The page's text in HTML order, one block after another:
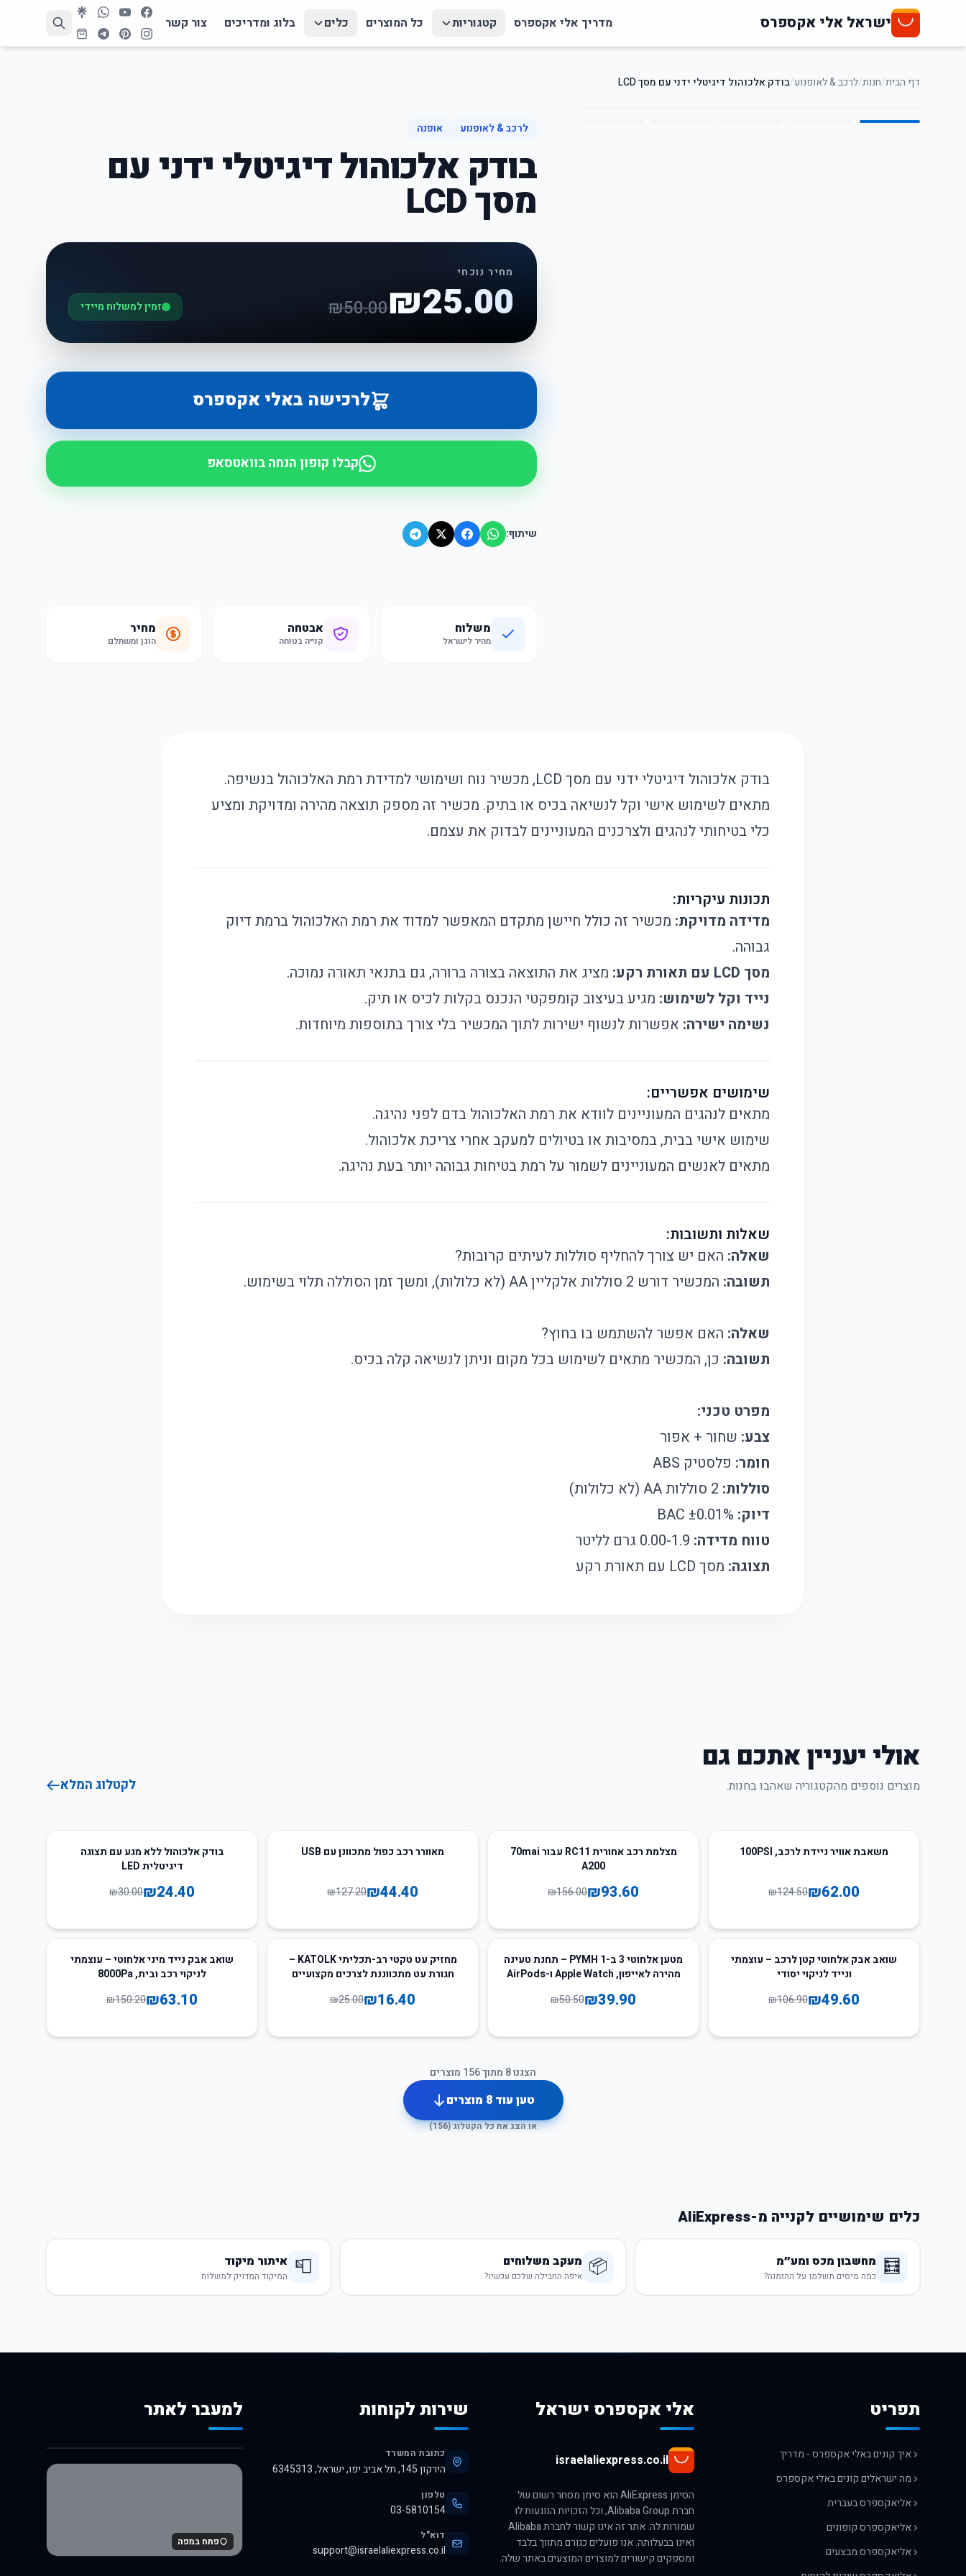
ישראל אלי אקספרס מדריך אלי אקספרס קטגוריות כל המוצרים כלים בלוג ומדריכים צור קשר
דף הבית/חנות/לרכב & לאופנוע/בודק אלכוהול דיגיטלי ידני עם מסך LCD
1
/
5
לרכב & לאופנוע אופנה
בודק אלכוהול דיגיטלי ידני עם
מסך LCD
מחיר נוכחי
₪25.00
₪50.00 זמין למשלוח מיידי
לרכישה באלי אקספרס
קבלו קופון הנחה בוואטסאפ
שיתוף:
משלוח
מהיר לישראל
אבטחה
קנייה בטוחה
מחיר
הוגן ומשתלם
בודק אלכוהול דיגיטלי ידני עם מסך LCD, מכשיר נוח ושימושי למדידת רמת האלכוהול בנשיפה.
מתאים לשימוש אישי וקל לנשיאה בכיס או בתיק. מכשיר זה מספק תוצאה מהירה ומדויקת ומציע
כלי בטיחותי לנהגים ולצרכנים המעוניינים לבדוק את עצמם.
תכונות עיקריות:
מדידה מדויקת: מכשיר זה כולל חיישן מתקדם המאפשר למדוד את רמת האלכוהול ברמת דיוק
גבוהה.
מסך LCD עם תאורת רקע:
מציג את התוצאה בצורה ברורה, גם בתנאי תאורה נמוכה.
נייד וקל לשימוש: מגיע בעיצוב קומפקטי הנכנס בקלות לכיס או תיק.
נשימה ישירה: אפשרות לנשוף ישירות לתוך המכשיר בלי צורך בתוספות מיוחדות.
שימושים אפשריים:
מתאים לנהגים המעוניינים לוודא את רמת האלכוהול בדם לפני נהיגה.
שימוש אישי בבית, במסיבות או בטיולים למעקב אחרי צריכת אלכוהול.
מתאים לאנשים המעוניינים לשמור על רמת בטיחות גבוהה יותר בעת נהיגה.
שאלות ותשובות:
שאלה: האם יש צורך להחליף סוללות לעיתים קרובות?
תשובה: המכשיר דורש 2 סוללות אלקליין AA (לא כלולות), ומשך זמן הסוללה תלוי בשימוש.
שאלה: האם אפשר להשתמש בו בחוץ?
תשובה: כן, המכשיר מתאים לשימוש בכל מקום וניתן לנשיאה קלה בכיס.
מפרט טכני:
צבע: שחור + אפור
חומר: פלסטיק ABS
סוללות:
דיוק:
טווח מדידה:
תצוגה: מסך LCD עם תאורת רקע
אולי יעניין אתכם גם
מוצרים נוספים מהקטגוריה שאהבו בחנות. לקטלוג המלא
משאבת אוויר ניידת לרכב, 100PSI
₪62.00
₪124.50
40
מצלמת רכב אחורית RC11 עבור 70mai
A200
₪93.60
₪156.00
מאוורר רכב כפול מתכוונן עם USB
₪44.40
₪127.20
בודק אלכוהול ללא מגע עם תצוגה
דיגיטלית LED
₪24.40
₪30.00
54
שואב אבק אלחוטי קטן לרכב – עוצמתי
ונייד לניקוי יסודי
₪49.60
₪106.90
21%
מטען אלחוטי 3 ב-1 PYMH – תחנת טעינה
מהירה לאייפון, Apple Watch ו-AirPods
₪39.90
₪50.50
34
מחזיק עט טקטי רב-תכליתי KATOLK –
חגורת עט מתכווננת לצרכים מקצועיים
₪16.40
₪25.00
58
שואב אבק נייד מיני אלחוטי – עוצמתי
לניקוי רכב ובית, 8000Pa
₪63.10
₪150.20
הצגנו8 מתוך156 מוצרים
טען עוד8 מוצרים
או הצג את כל הקטלוג (156
)
כלים שימושיים לקנייה מ-AliExpress
🧮 מחשבון מכס ומע״מ
כמה מיסים תשלמו על ההזמנה? 📦 מעקב משלוחים
איפה החבילה שלכם עכשיו? 📮 איתור מיקוד
המיקוד המדויק למשלוח
תפריט
איך קונים באלי אקספרס - מדריך
מה ישראלים קונים באלי אקספרס
אליאקספרס בעברית
אליאקספרס קופונים
אליאקספרס מבצעים
אלי אקספרס ישראל
israelaliexpress.co.il
הסימן AliExpress הוא סימן מסחר רשום של
חברת Alibaba Group, וכל הזכויות הנוגעות לו
שמורות לה. אתר זה אינו קשור לחברת Alibaba
ואינו בבעלותה. אנו פועלים כגורם מתווך בלבד
ומספקים קישורים למוצרים המוצעים באתר שלה.
שירות לקוחות
כתובת המשרד
הירקון 145, תל אביב יפו, ישראל, 6345313
טלפון
03-5810154
דוא"ל
support@israelaliexpress.co.il
למעבר לאתר
לרכישה באלי אקספרס
פתח במפה